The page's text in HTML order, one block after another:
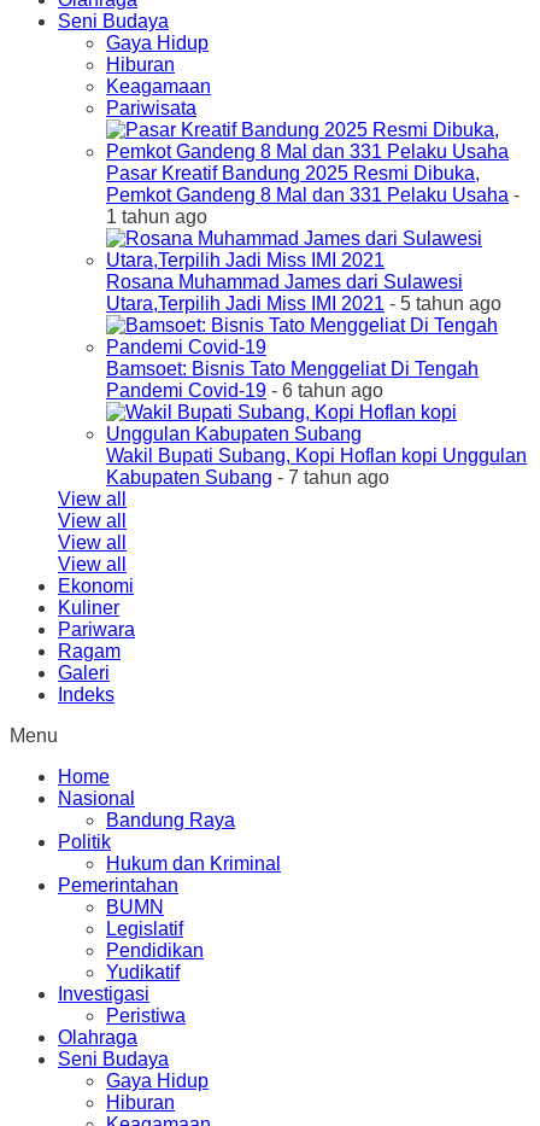
Seni Budaya
Gaya Hidup
Hiburan
Keagamaan
Pariwisata
Pasar Kreatif Bandung 2025 Resmi Dibuka,
Pemkot Gandeng 8 Mal dan 331 Pelaku Usaha -
1 tahun ago
Rosana Muhammad James dari Sulawesi
Utara,Terpilih Jadi Miss IMI 2021 - 5 tahun ago
Bamsoet: Bisnis Tato Menggeliat Di Tengah
Pandemi Covid-19 - 6 tahun ago
Wakil Bupati Subang, Kopi Hoflan kopi Unggulan
Kabupaten Subang - 7 tahun ago
View all
View all
View all
View all
Ekonomi
Kuliner
Pariwara
Ragam
Galeri
Indeks
Menu
Home
Nasional
Bandung Raya
Politik
Hukum dan Kriminal
Pemerintahan
BUMN
Legislatif
Pendidikan
Yudikatif
Investigasi
Peristiwa
Olahraga
Seni Budaya
Gaya Hidup
Hiburan